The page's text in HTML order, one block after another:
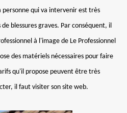
qui va intervenir est très
blessures graves. Par conséquent, il
à l'image de Le Professionnel
des matériels nécessaires pour faire
qu'il propose peuvent être très
il faut visiter son site web.